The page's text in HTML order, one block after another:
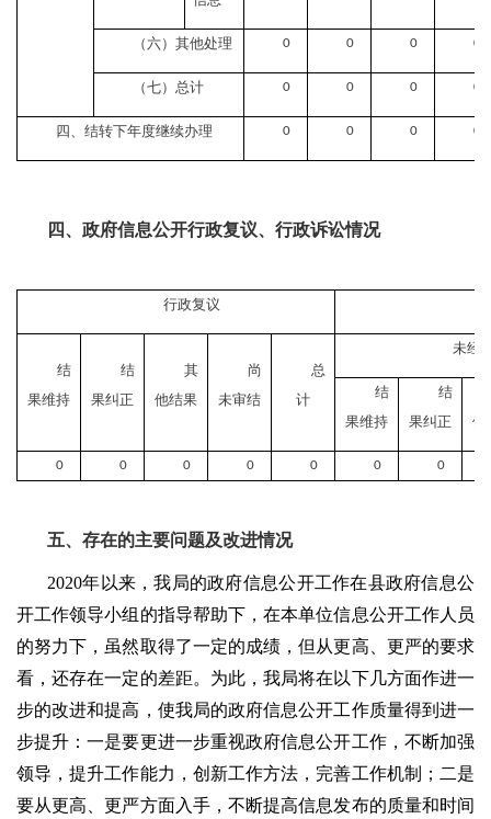
（六）其他处理 0 0 0 0
（七）总计 0 0 0 0
四、结转下年度继续办理 0 0 0 0
四、政府信息公开行政复议、行政诉讼情况
行政复议
结
果维持
结
果纠正
其
他结果
尚
未审结
总
计
未经
结
果维持
结
果纠正
他
0 0 0 0 0 0 0
五、存在的主要问题及改进情况
2020年以来，我局的政府信息公开工作在县政府信息公
开工作领导小组的指导帮助下，在本单位信息公开工作人员
的努力下，虽然取得了一定的成绩，但从更高、更严的要求
看，还存在一定的差距。为此，我局将在以下几方面作进一
步的改进和提高，使我局的政府信息公开工作质量得到进一
步提升：一是要更进一步重视政府信息公开工作，不断加强
领导，提升工作能力，创新工作方法，完善工作机制；二是
要从更高、更严方面入手，不断提高信息发布的质量和时间